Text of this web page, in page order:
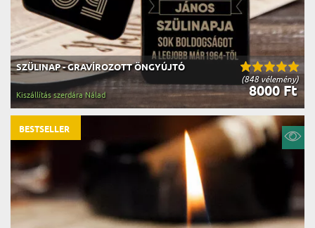
(848 vélemény)
SZÜLINAP - GRAVÍROZOTT ÖNGYÚJTÓ
8000 Ft
Kiszállítás szerdára Nálad
BESTSELLER